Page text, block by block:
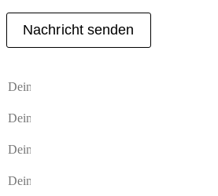
Nachricht senden